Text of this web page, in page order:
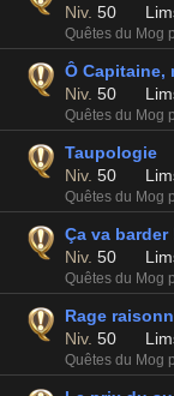
Niv. 50
Quêtes du Mog
Ô Capitaine,
Niv. 50
Quêtes du Mog
Taupologie
Niv. 50
Quêtes du Mog
Ça va barder
Niv. 50
Quêtes du Mog
Rage
Niv. 50
Quêtes du Mog